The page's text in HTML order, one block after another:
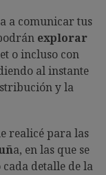
a comunicar tus
explorar
o incluso con
al instante
y la
realicé para las
a, en las que se
detalle de la